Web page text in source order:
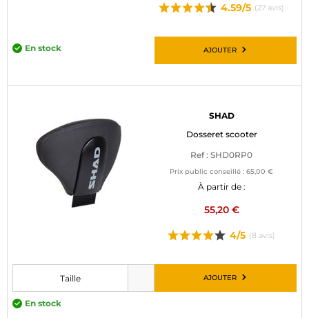
4.59/5 (27 avis)
En stock AJOUTER
SHAD
Dosseret scooter
Ref : SHD0RP0
Prix public conseillé : 65,00 €
À partir de :
55,20 €
4/5 (8 avis)
Veuillez choisir une taille avant d’ajouter au panier
Taille
En stock
AJOUTER